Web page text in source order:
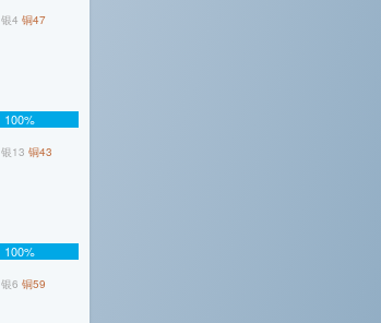
银4 铜47
100%
银13 铜43
100%
银6 铜59